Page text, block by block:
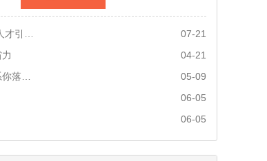
2025上海居转户新政：居转户人数超越人才引进！最快 3 个月拿户口
07-21
04-21
五一后，一定要提高社保缴费基数，关系你落户成败
05-09
06-05
06-05